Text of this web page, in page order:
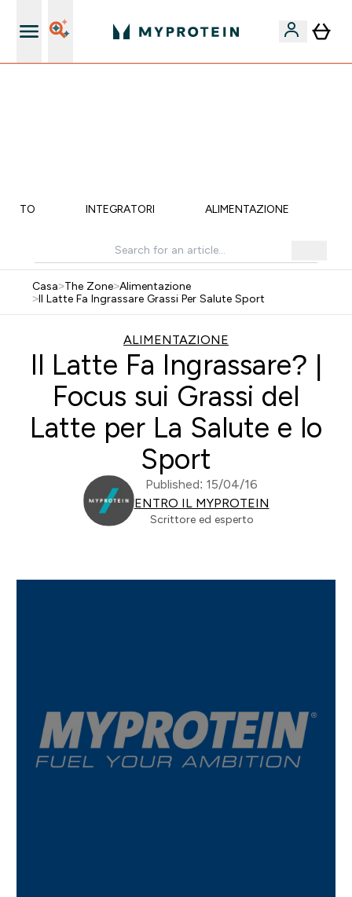
INTEGRATORI ALIMENTAZIONE
Casa>The Zone>Alimentazione
>Il Latte Fa Ingrassare Grassi Per Salute Sport
ALIMENTAZIONE
Il Latte Fa Ingrassare? |
Focus sui Grassi del
Latte per La Salute e lo
Sport
Published: 15/04/16
ENTRO IL MYPROTEIN
Scrittore ed esperto